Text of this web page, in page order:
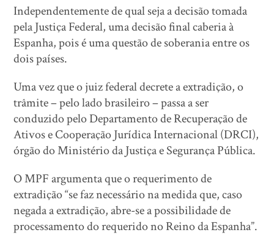
Independentemente de qual seja a decisão tomada
pela Justiça Federal, uma decisão final caberia à
Espanha, pois é uma questão de soberania entre os
dois países.
Uma vez que o juiz federal decrete a extradição, o
trâmite – pelo lado brasileiro – passa a ser
conduzido pelo Departamento de Recuperação de
Ativos e Cooperação Jurídica Internacional (DRCI),
órgão do Ministério da Justiça e Segurança Pública.
O MPF argumenta que o requerimento de
extradição “se faz necessário na medida que, caso
negada a extradição, abre-se a possibilidade de
processamento do requerido no Reino da Espanha”.